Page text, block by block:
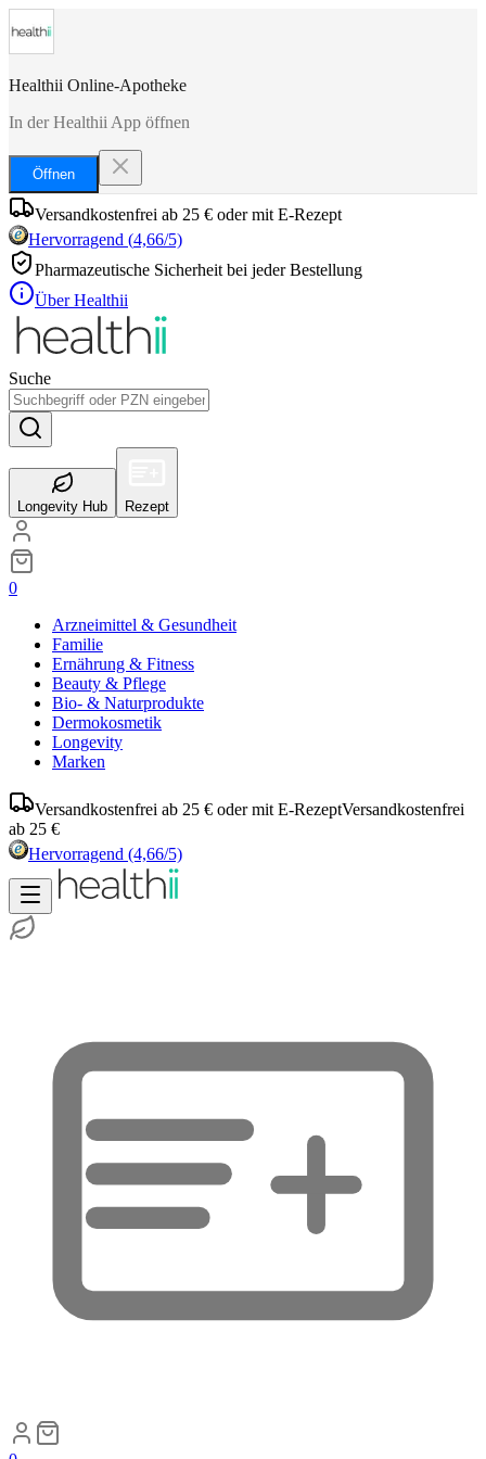
Healthii Online-Apotheke
In der Healthii App öffnen
Öffnen
Versandkostenfrei ab 25 € oder mit E-Rezept
Hervorragend (4,66/5)
Pharmazeutische Sicherheit bei jeder Bestellung
Über Healthii
Suche
Longevity Hub Rezept
0
Arzneimittel & Gesundheit
Familie
Ernährung & Fitness
Beauty & Pflege
Bio- & Naturprodukte
Dermokosmetik
Longevity
Marken
Versandkostenfrei ab 25 € oder mit E-RezeptVersandkostenfrei
ab 25 €
Hervorragend (4,66/5)